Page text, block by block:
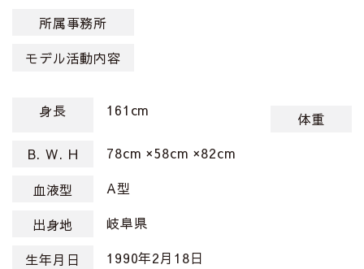
所属事務所
モデル活動内容
身長 161cm
体重
B. W. H
78cm ×58cm ×82cm
血液型 A型
出身地 岐阜県
生年月日 1990年2月18日